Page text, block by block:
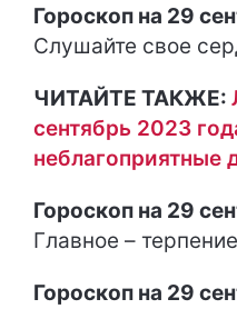
Гороскоп на 29
Слушайте свое
ЧИТАЙТЕ ТАКЖЕ:
сентябрь 2023
неблагоприятные
Гороскоп на 29
Главное –
Гороскоп на 29